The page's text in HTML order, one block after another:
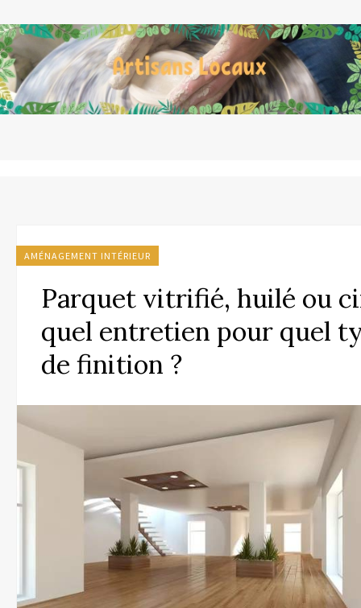
AMÉNAGEMENT INTÉRIEUR
Parquet vitrifié, huilé ou
quel entretien pour quel
de finition ?